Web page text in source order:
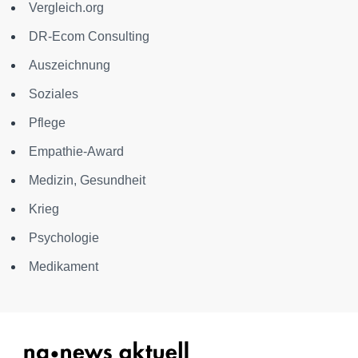
Vergleich.org
DR-Ecom Consulting
Auszeichnung
Soziales
Pflege
Empathie-Award
Medizin, Gesundheit
Krieg
Psychologie
Medikament